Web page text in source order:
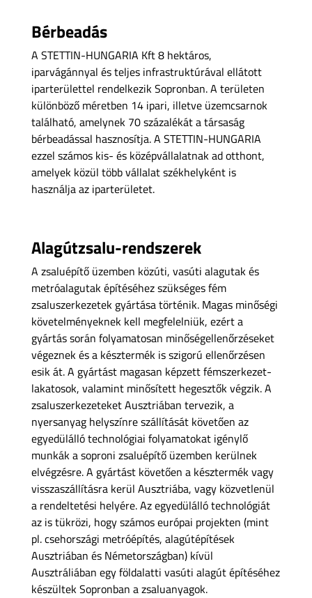
Bérbeadás
A STETTIN-HUNGARIA Kft 8 hektáros,
iparvágánnyal és teljes infrastruktúrával ellátott
iparterülettel rendelkezik Sopronban. A területen
különböző méretben 14 ipari, illetve üzemcsarnok
található, amelynek 70 százalékát a társaság
bérbeadással hasznosítja. A STETTIN-HUNGARIA
ezzel számos kis- és középvállalatnak ad otthont,
amelyek közül több vállalat székhelyként is
használja az iparterületet.
Alagútzsalu-rendszerek
A zsaluépítő üzemben közúti, vasúti alagutak és
metróalagutak építéséhez szükséges fém
zsaluszerkezetek gyártása történik. Magas minőségi
követelményeknek kell megfelelniük, ezért a
gyártás során folyamatosan minőségellenőrzéseket
végeznek és a késztermék is szigorú ellenőrzésen
esik át. A gyártást magasan képzett fémszerkezet-
lakatosok, valamint minősített hegesztők végzik. A
zsaluszerkezeteket Ausztriában tervezik, a
nyersanyag helyszínre szállítását követően az
egyedülálló technológiai folyamatokat igénylő
munkák a soproni zsaluépítő üzemben kerülnek
elvégzésre. A gyártást követően a késztermék vagy
visszaszállításra kerül Ausztriába, vagy közvetlenül
a rendeltetési helyére. Az egyedülálló technológiát
az is tükrözi, hogy számos európai projekten (mint
pl. csehországi metróépítés, alagútépítések
Ausztriában és Németországban) kívül
Ausztráliában egy földalatti vasúti alagút építéséhez
készültek Sopronban a zsaluanyagok.